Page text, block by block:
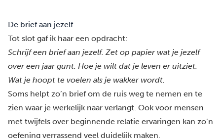
De brief aan jezelf
Tot slot gaf ik haar een opdracht:
Schrijf een brief aan jezelf. Zet op papier wat je jezelf
over een jaar gunt. Hoe je wilt dat je leven er uitziet.
Wat je hoopt te voelen als je wakker wordt.
Soms helpt zo’n brief om de ruis weg te nemen en te
zien waar je werkelijk naar verlangt. Ook voor mensen
met twijfels over beginnende relatie ervaringen kan zo’n
oefening verrassend veel duidelijk maken.